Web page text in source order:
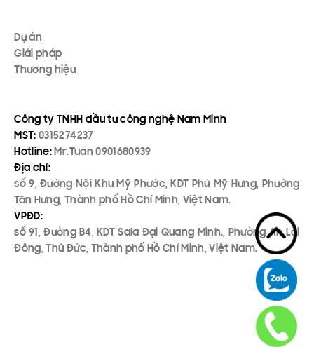
Dự án
Giải pháp
Thương hiệu
Công ty TNHH đầu tư công nghệ Nam Minh
MST:0315274237
Hotline:Mr.Tuan 0901680939
Địa chỉ:
số 9, Đường Nội Khu Mỹ Phước, KDT Phú Mỹ Hưng, Phường
Tân Hưng, Thành phố Hồ Chí Minh, Việt Nam.
VPĐD:
số 91, Đường B4, KDT Sala Đại Quang Minh., Phường An Lợi
Đông, Thủ Đức, Thành phố Hồ Chí Minh, Việt Nam.